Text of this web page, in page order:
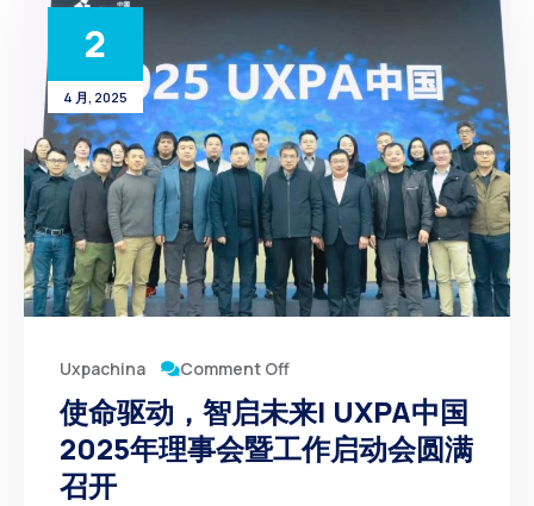
2
4 月, 2025
Uxpachina Comment Off
使命驱动，智启未来| UXPA中国
2025年理事会暨工作启动会圆满
召开